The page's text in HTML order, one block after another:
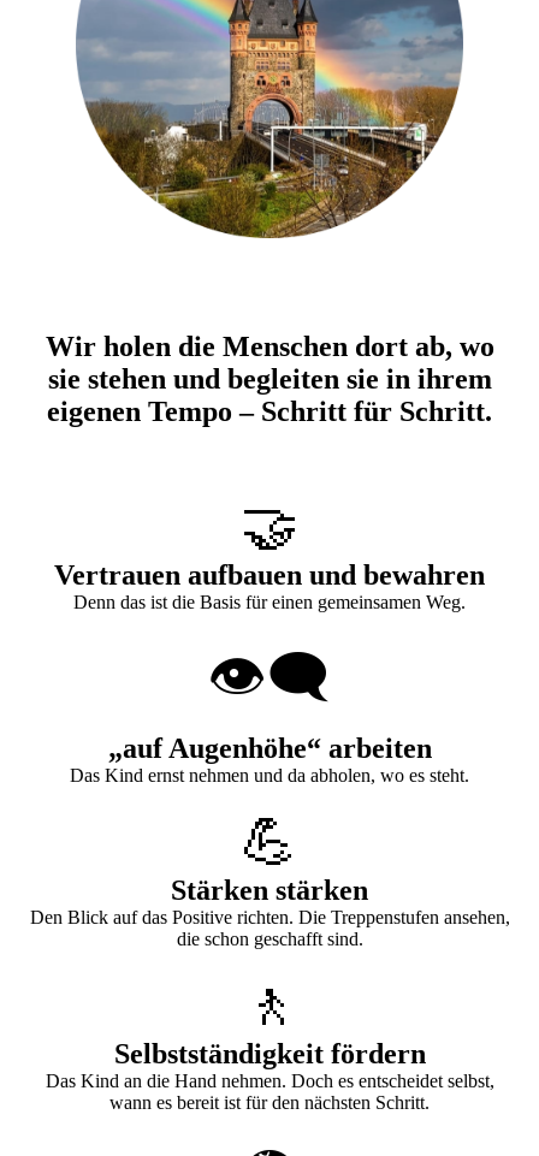
Wir holen die Menschen dort ab, wo
sie stehen und begleiten sie in ihrem
eigenen Tempo – Schritt für Schritt.
🤝
Vertrauen aufbauen und bewahren
Denn das ist die Basis für einen gemeinsamen Weg.
👁️‍🗨️
„auf Augenhöhe“ arbeiten
Das Kind ernst nehmen und da abholen, wo es steht.
💪
Stärken stärken
Den Blick auf das Positive richten. Die Treppenstufen ansehen,
die schon geschafft sind.
🚶
Selbstständigkeit fördern
Das Kind an die Hand nehmen. Doch es entscheidet selbst,
wann es bereit ist für den nächsten Schritt.